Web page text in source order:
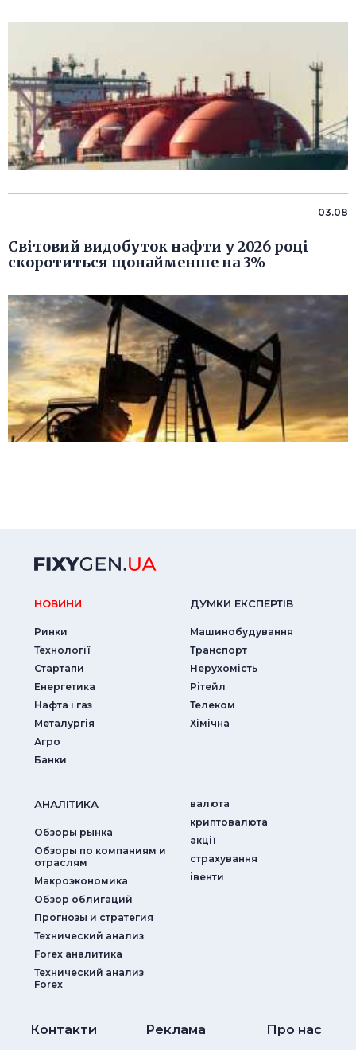
03.08
Світовий видобуток нафти у 2026 році
скоротиться щонайменше на 3%
НОВИНИ
Ринки
Технології
Стартапи
Енергетика
Нафта і газ
Металургія
Агро
Банки
ДУМКИ ЕКСПЕРТIВ
Машинобудування
Транспорт
Нерухомість
Рітейл
Телеком
Хімічна
АНАЛIТИКА
Обзоры рынка
Обзоры по компаниям и
отраслям
Макроэкономика
Обзор облигаций
Прогнозы и стратегия
Технический анализ
Forex аналитика
Технический анализ
Forex
валюта
криптовалюта
акції
страхування
iвенти
Контакти Реклама Про нас